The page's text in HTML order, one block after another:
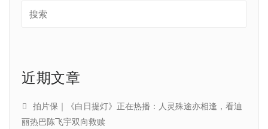
近期文章
拍片保｜《白日提灯》正在热播：人灵殊途亦相逢，看迪
丽热巴陈飞宇双向救赎